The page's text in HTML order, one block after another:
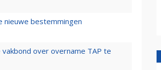
nieuwe bestemmingen
over overname TAP te